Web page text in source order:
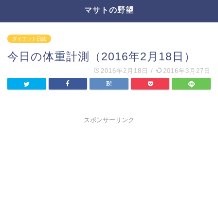
マサトの野望
ダイエット日誌
今日の体重計測（2016年2月18日）
2016年2月18日 / 2016年3月27日
スポンサーリンク